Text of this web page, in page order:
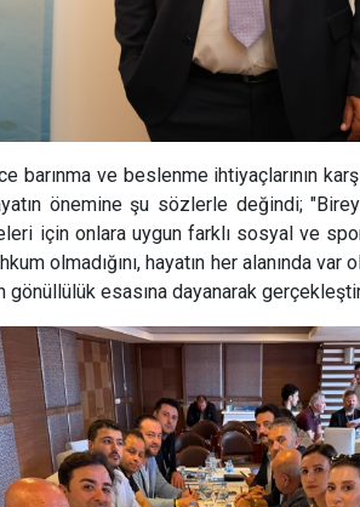
barınma ve beslenme ihtiyaçlarının
önemine şu sözlerle değindi;
için onlara uygun farklı sosyal ve
olmadığını, hayatın her alanında
gönüllülük esasına dayanarak